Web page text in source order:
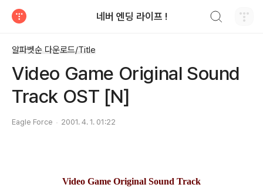
네버 엔딩 라이프 !
알파벳순 다운로드/Title
Video Game Original Sound
Track OST [N]
Eagle Force 2001. 4. 1. 01:22
Video Game Original Sound Track